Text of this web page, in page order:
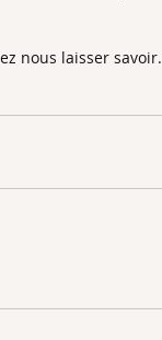
nous laisser savoir.